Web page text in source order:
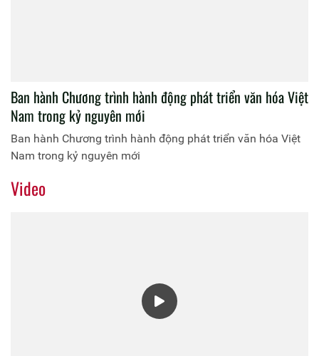
Ban hành Chương trình hành động phát triển văn hóa Việt
Nam trong kỷ nguyên mới
Ban hành Chương trình hành động phát triển văn hóa Việt
Nam trong kỷ nguyên mới
Video